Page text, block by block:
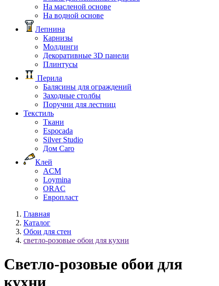
На масленой основе
На водной основе
Лепнина
Карнизы
Молдинги
Декоративные 3D панели
Плинтусы
Перила
Балясины для ограждений
Заходные столбы
Поручни для лестниц
Текстиль
Ткани
Espocada
Silver Studio
Дом Caro
Клей
ACM
Loymina
ORAC
Европласт
Главная
Каталог
Обои для стен
светло-розовые обои для кухни
Светло-розовые обои для
кухни